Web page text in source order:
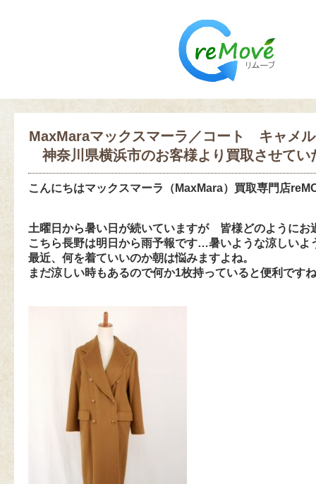
MaxMaraマックスマーラ／コート キャメ
神奈川県横浜市のお客様より買取させてい
こんにちはマックスマーラ（MaxMara）買取専門店
土曜日から暑い日が続いていますが 皆様どのようにお
こちら長野は明日から雨予報です…暑いような涼しいよ
最近、何を着ていいのか朝は悩みますよね。
まだ涼しい時もあるので何か1枚持っていると便利です